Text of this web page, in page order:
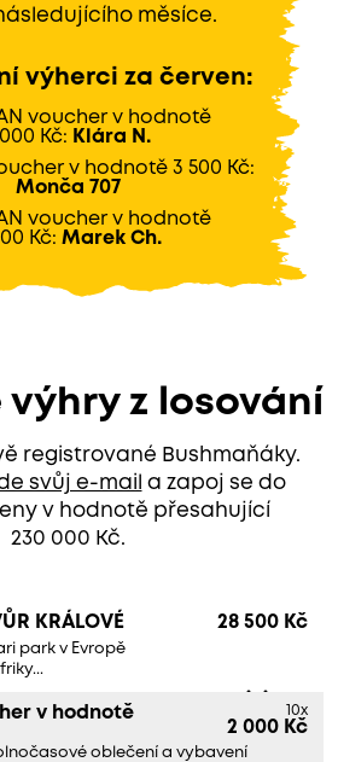
měsíce.
výherci za červen:
voucher v hodnotě
Kč: Klára N.
v hodnotě 3 500 Kč:
Monča 707
voucher v hodnotě
Kč: Marek Ch.
výhry z losování
registrované Bushmaňáky.
svůj e-mail
a zapoj se do
v hodnotě přesahující
230 000 Kč.
KRÁLOVÉ
park v Evropě
28 500 Kč
v hodnotě
10x
2 000 Kč
oblečení a vybavení